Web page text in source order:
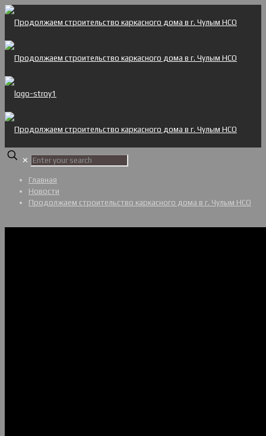
✕
Главная
Новости
Продолжаем строительство каркасного дома в г. Чулым НСО